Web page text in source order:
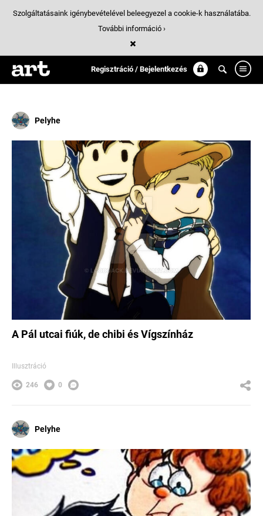
Regisztráció / Bejelentkezés
Találatok/ 2:
wunderlich_jozsef
Pelyhe
A Pál utcai fiúk, de chibi és Vígszínház
Illusztráció
246 0
Pelyhe
Szolgáltatásaink igénybevételével beleegyezel a cookie-k használatába.
További információ ›